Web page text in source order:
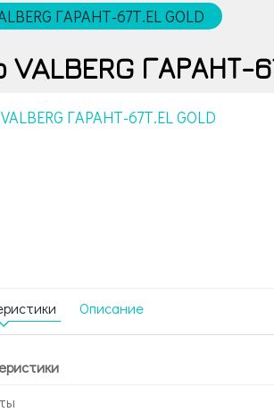
ГАРАНТ-67Т.EL GOLD
ГАРАНТ-
Описание